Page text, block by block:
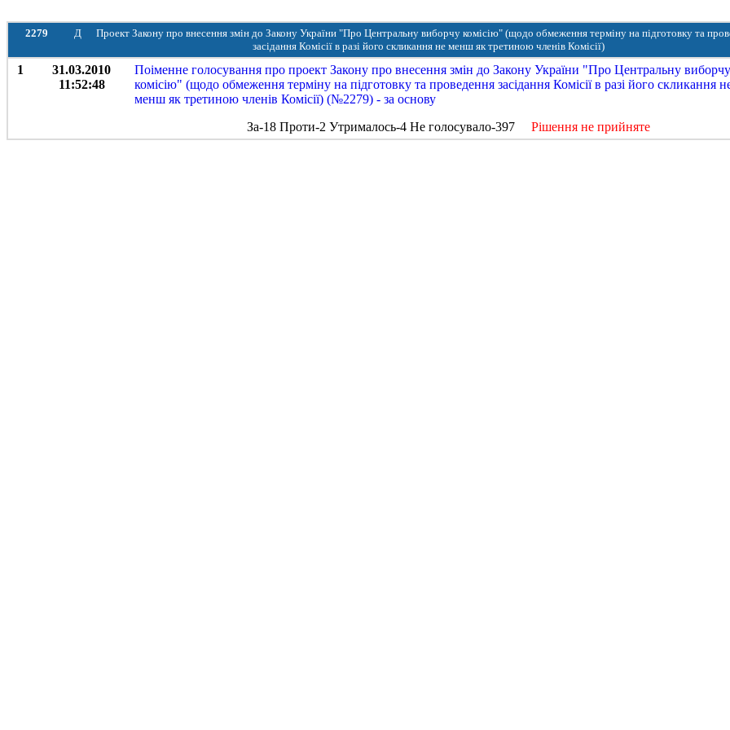
2279 Д
Проект Закону про внесення змін до Закону України "Про Центральну виборчу комісію" (щодо обмеження терміну на підготовку та
засідання Комісії в разі його скликання не менш як третиною членів Комісії)
1
31.03.2010
11:52:48
Поіменне голосування про проект Закону про внесення змін до Закону України "Про Центральну виборчу
комісію" (щодо обмеження терміну на підготовку та проведення засідання Комісії в разі його скликання
менш як третиною членів Комісії) (№2279) - за основу
За-18 Проти-2 Утрималось-4 Не голосувало-397
Рішення не прийняте